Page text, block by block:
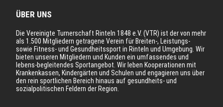
ÜBER UNS
Die Vereinigte Turnerschaft Rinteln 1848 e.V. (VTR) ist der von mehr
als 1.500 Mitgliedern getragene Verein für Breiten-, Leistungs-
sowie Fitness- und Gesundheitssport in Rinteln und Umgebung. Wir
bieten unseren Mitgliedern und Kunden ein umfassendes und
lebens-begleitendes Sportangebot. Wir leben Kooperationen mit
Krankenkassen, Kindergärten und Schulen und engagieren uns über
den rein sportlichen Bereich hinaus auf gesundheits- und
sozialpolitischen Feldern der Region.